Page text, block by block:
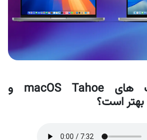
مقایسه تفاوت های macOS Tahoe و